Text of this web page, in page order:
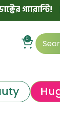
গ্যারান্টি! |
0